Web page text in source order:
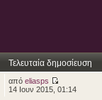
Τελευταία δημοσίευση
από eliasps
14 Ιουν 2015, 01:14